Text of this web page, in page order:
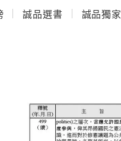
誠品選書 誠品獨家